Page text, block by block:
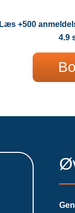
Læs +500
4.9